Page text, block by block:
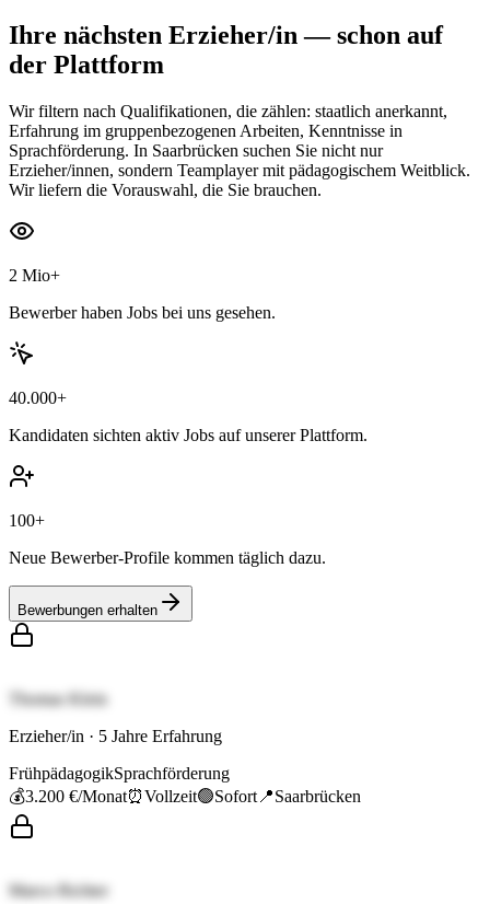
Ihre nächsten Erzieher/in— schon auf
der Plattform
Wir filtern nach Qualifikationen, die zählen: staatlich anerkannt,
Erfahrung im gruppenbezogenen Arbeiten, Kenntnisse in
Sprachförderung. In Saarbrücken suchen Sie nicht nur
Erzieher/innen, sondern Teamplayer mit pädagogischem Weitblick.
Wir liefern die Vorauswahl, die Sie brauchen.
2 Mio+
Bewerber haben Jobs bei uns gesehen.
40.000+
Kandidaten sichten aktiv Jobs auf unserer Plattform.
100+
Neue Bewerber-Profile kommen täglich dazu.
Bewerbungen erhalten
Thomas Klein
Erzieher/in · 5 Jahre Erfahrung
FrühpädagogikSprachförderung
💰3.200 €/Monat⏰Vollzeit🟢Sofort 📍Saarbrücken
Marco Richter